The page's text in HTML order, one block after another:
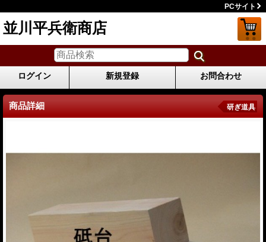
PCサイト
並川平兵衛商店
ログイン 新規登録 お問合わせ
商品詳細 研ぎ道具